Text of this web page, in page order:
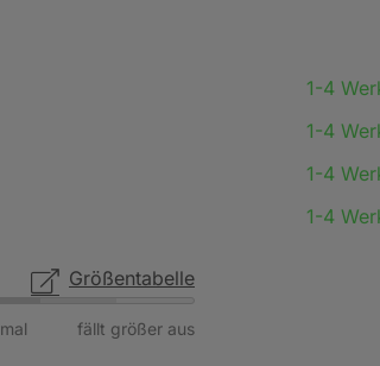
1-4
1-4
1-4
1-4
Größentabelle
fällt größer aus